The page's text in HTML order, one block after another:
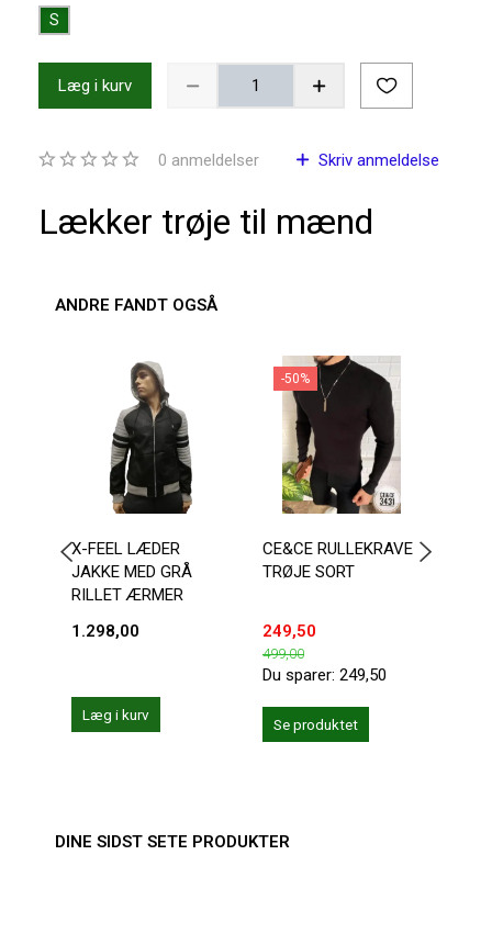
S
Læg i kurv
0 anmeldelser Skriv anmeldelse
Lækker trøje til mænd
ANDRE FANDT OGSÅ
X-FEEL LÆDER
JAKKE MED GRÅ
RILLET ÆRMER
1.298,00
Læg i kurv
-50%
CE&CE RULLEKRAVE
TRØJE SORT
249,50
499,00
Du sparer: 249,50
Se produktet
DINE SIDST SETE PRODUKTER